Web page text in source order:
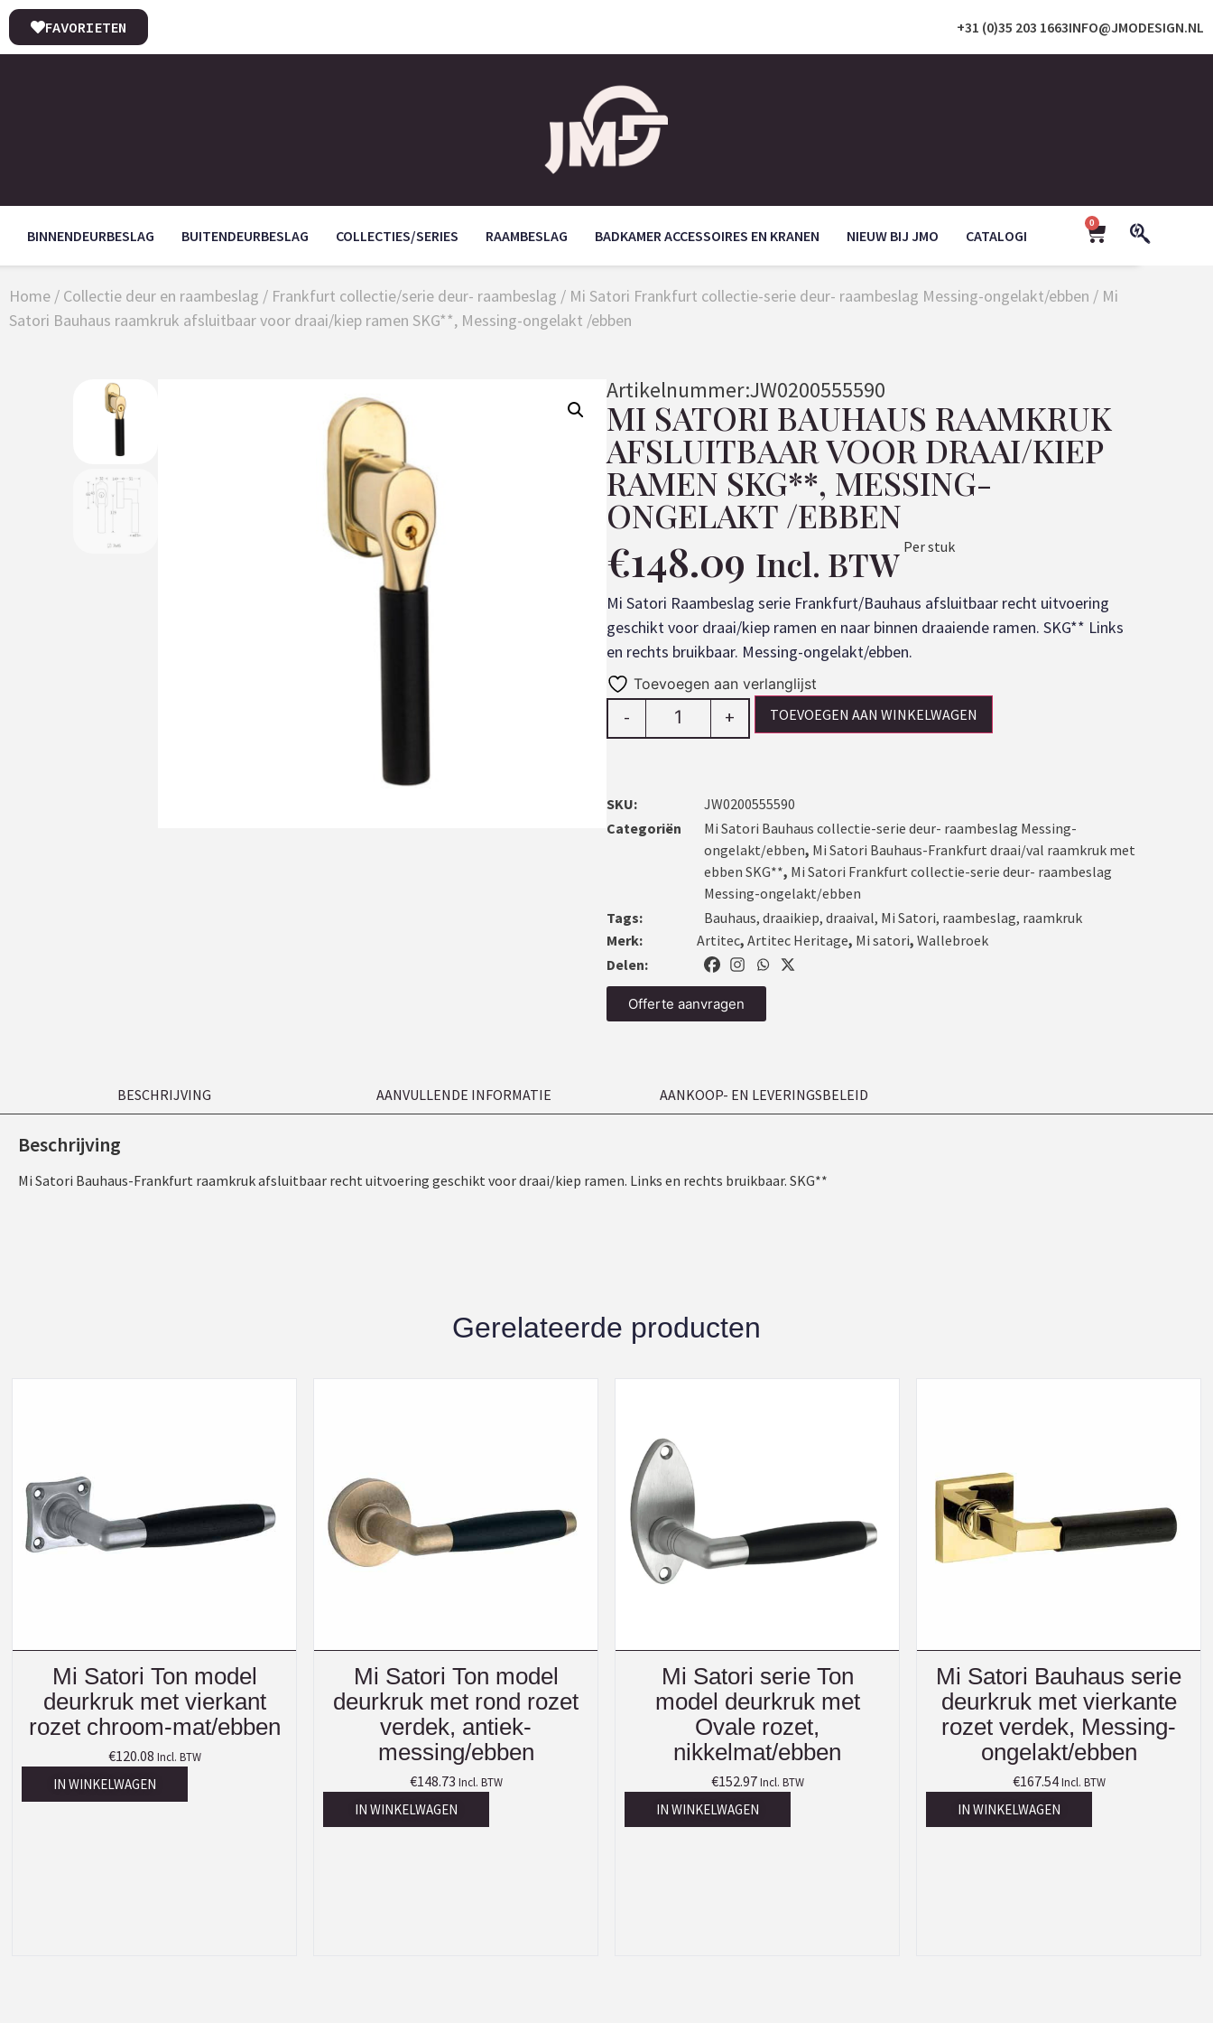
INFO@JMODESIGN.NL
+31 (0)35 203 1663
FAVORIETEN
BINNENDEURBESLAG BUITENDEURBESLAG COLLECTIES/SERIES RAAMBESLAG BADKAMER ACCESSOIRES EN KRANEN NIEUW BIJ JMO CATALOGI
0
Home / Collectie deur en raambeslag / Frankfurt collectie/serie deur- raambeslag / Mi Satori Frankfurt collectie-serie deur- raambeslag Messing-ongelakt/ebben / Mi
Satori Bauhaus raamkruk afsluitbaar voor draai/kiep ramen SKG**, Messing-ongelakt /ebben
Artikelnummer:JW0200555590
MI SATORI BAUHAUS RAAMKRUK
AFSLUITBAAR VOOR DRAAI/KIEP
RAMEN SKG**, MESSING-
ONGELAKT /EBBEN
€148.09 Incl. BTW Per stuk
Mi Satori Raambeslag serie Frankfurt/Bauhaus afsluitbaar recht uitvoering
geschikt voor draai/kiep ramen en naar binnen draaiende ramen. SKG** Links
en rechts bruikbaar. Messing-ongelakt/ebben.
Toevoegen aan verlanglijst
- + TOEVOEGEN AAN WINKELWAGEN
SKU:
JW0200555590
Categoriën
Mi Satori Bauhaus collectie-serie deur- raambeslag Messing-
ongelakt/ebben, Mi Satori Bauhaus-Frankfurt draai/val raamkruk met
ebben SKG**, Mi Satori Frankfurt collectie-serie deur- raambeslag
Messing-ongelakt/ebben
Tags:
Bauhaus, draaikiep, draaival, Mi Satori, raambeslag, raamkruk
Merk:
Artitec, Artitec Heritage, Mi satori, Wallebroek
Delen:
Offerte aanvragen
BESCHRIJVING AANVULLENDE INFORMATIE AANKOOP- EN LEVERINGSBELEID
Beschrijving
Mi Satori Bauhaus-Frankfurt raamkruk afsluitbaar recht uitvoering geschikt voor draai/kiep ramen. Links en rechts bruikbaar. SKG**
Gerelateerde producten
Mi Satori Ton model
deurkruk met vierkant
rozet chroom-mat/ebben
€120.08 Incl. BTW
IN WINKELWAGEN
Mi Satori Ton model
deurkruk met rond rozet
verdek, antiek-
messing/ebben
€148.73 Incl. BTW
IN WINKELWAGEN
Mi Satori serie Ton
model deurkruk met
Ovale rozet,
nikkelmat/ebben
€152.97 Incl. BTW
IN WINKELWAGEN
Mi Satori Bauhaus serie
deurkruk met vierkante
rozet verdek, Messing-
ongelakt/ebben
€167.54 Incl. BTW
IN WINKELWAGEN